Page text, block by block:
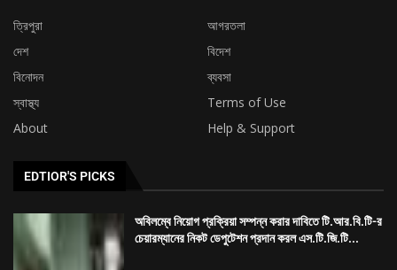
ত্রিপুরা
আগরতলা
দেশ
বিদেশ
বিনোদন
ব্যবসা
স্বাস্থ্য
Terms of Use
About
Help & Support
EDTIOR'S PICKS
অবিলম্বে নিয়োগ প্রক্রিয়া সম্পন্ন করার দাবিতে টি.আর.বি.টি-র
চেয়ারম্যানের নিকট ডেপুটেশন প্রদান করল এস.টি.জি.টি...